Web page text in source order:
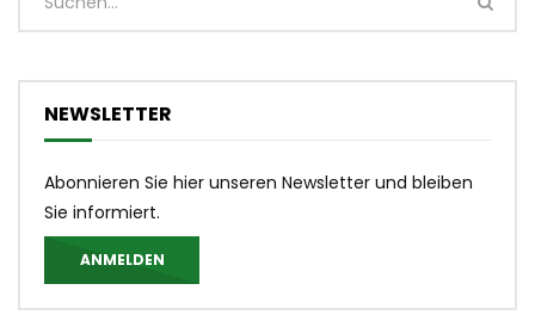
NEWSLETTER
Abonnieren Sie hier unseren Newsletter und bleiben
Sie informiert.
ANMELDEN